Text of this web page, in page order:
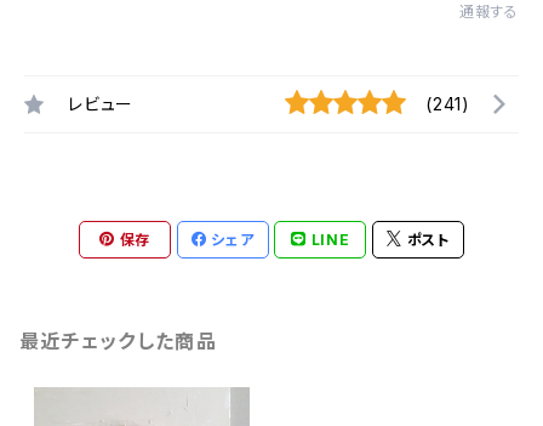
通報する
レビュー (241)
保存 シェア LINE ポスト
最近チェックした商品